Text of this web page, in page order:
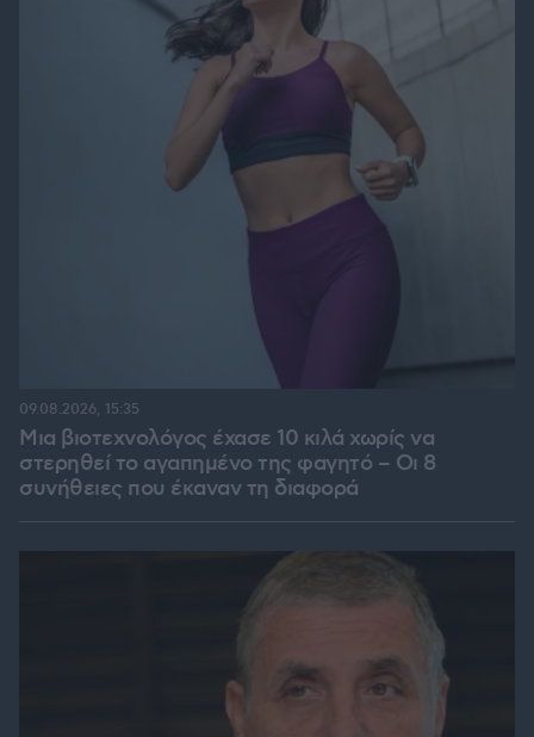
Μια βιοτεχνολόγος έχασε 10 κιλά χωρίς να
στερηθεί το αγαπημένο της φαγητό – Οι 8
συνήθειες που έκαναν τη διαφορά
09.08.2026, 15:35